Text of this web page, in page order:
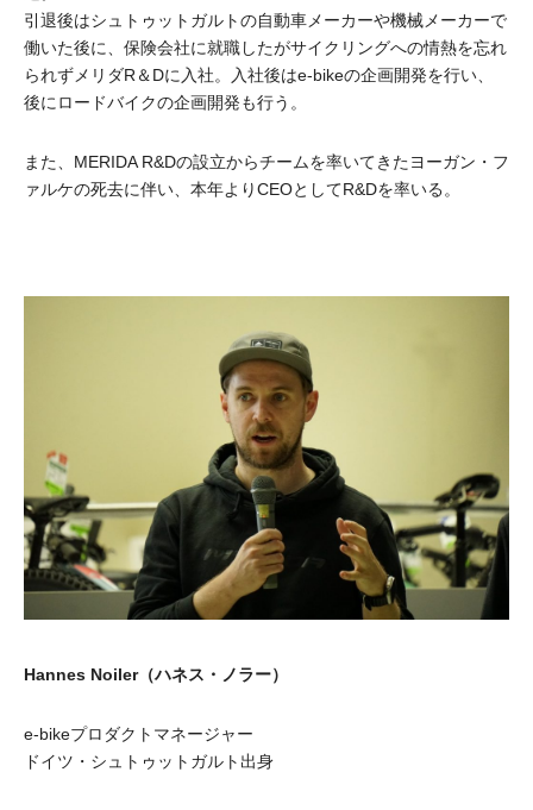
引退後はシュトゥットガルトの自動車メーカーや機械メーカーで
働いた後に、保険会社に就職したがサイクリングへの情熱を忘れ
られずメリダR＆Dに入社。入社後はe-bikeの企画開発を行い、
後にロードバイクの企画開発も行う。
また、MERIDA R&Dの設立からチームを率いてきたヨーガン・フ
ァルケの死去に伴い、本年よりCEOとしてR&Dを率いる。
Hannes Noiler（ハネス・ノラー）
e-bikeプロダクトマネージャー
ドイツ・シュトゥットガルト出身